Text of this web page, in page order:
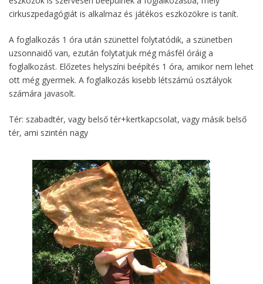
cirkuszpedagógiát is alkalmaz és játékos eszközökre is tanít.
A foglalkozás 1 óra után szünettel folytatódik, a szünetben
uzsonnaidő van, ezután folytatjuk még másfél óráig a
foglalkozást. Előzetes helyszíni beépítés 1 óra, amikor nem lehet
ott még gyermek. A foglalkozás kisebb létszámú osztályok
számára javasolt.
Tér: szabadtér, vagy belső tér+kertkapcsolat, vagy másik belső
tér, ami szintén nagy